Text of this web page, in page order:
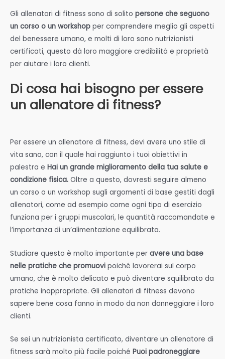
Gli allenatori di fitness sono di solito persone che seguono
un corso o un workshop per comprendere meglio gli aspetti
del benessere umano, e molti di loro sono nutrizionisti
certificati, questo dà loro maggiore credibilità e proprietà
per aiutare i loro clienti.
Di cosa hai bisogno per essere
un allenatore di fitness?
Per essere un allenatore di fitness, devi avere uno stile di
vita sano, con il quale hai raggiunto i tuoi obiettivi in
palestra e Hai un grande miglioramento della tua salute e
condizione fisica. Oltre a questo, dovresti seguire almeno
un corso o un workshop sugli argomenti di base gestiti dagli
allenatori, come ad esempio come ogni tipo di esercizio
funziona per i gruppi muscolari, le quantità raccomandate e
l’importanza di un’alimentazione equilibrata.
Studiare questo è molto importante per avere una base
nelle pratiche che promuovi poiché lavorerai sul corpo
umano, che è molto delicato e può diventare squilibrato da
pratiche inappropriate. Gli allenatori di fitness devono
sapere bene cosa fanno in modo da non danneggiare i loro
clienti.
Se sei un nutrizionista certificato, diventare un allenatore di
fitness sarà molto più facile poiché Puoi padroneggiare